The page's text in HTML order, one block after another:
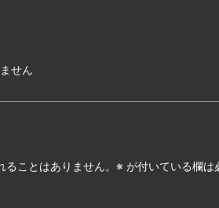
せん
ことはありません。 ※ が付いている欄は